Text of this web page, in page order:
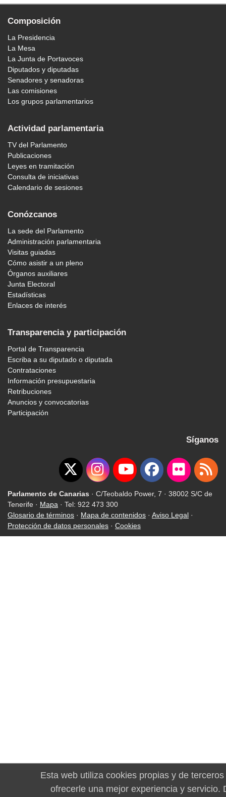
Composición
La Presidencia
La Mesa
La Junta de Portavoces
Diputados y diputadas
Senadores y senadoras
Las comisiones
Los grupos parlamentarios
Actividad parlamentaria
TV del Parlamento
Publicaciones
Leyes en tramitación
Consulta de iniciativas
Calendario de sesiones
Conózcanos
La sede del Parlamento
Administración parlamentaria
Visitas guiadas
Cómo asistir a un pleno
Órganos auxiliares
Junta Electoral
Estadísticas
Enlaces de interés
Transparencia y participación
Portal de Transparencia
Escriba a su diputado o diputada
Contrataciones
Información presupuestaria
Retribuciones
Anuncios y convocatorias
Participación
Síganos
Parlamento de Canarias · C/Teobaldo Power, 7 · 38002 S/C de
Tenerife · Mapa · Tel: 922 473 300
Glosario de términos · Mapa de contenidos · Aviso Legal ·
Protección de datos personales · Cookies
Esta web utiliza cookies propias y de
ofrecerle una mejor experiencia y servicio.